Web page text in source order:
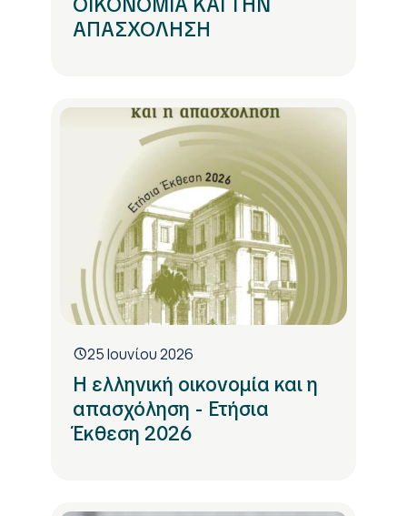
ΟΙΚΟΝΟΜΙΑ ΚΑΙ ΤΗΝ
ΑΠΑΣΧΟΛΗΣΗ
25 Ιουνίου 2026
Η ελληνική οικονομία και η
απασχόληση - Ετήσια
Έκθεση 2026